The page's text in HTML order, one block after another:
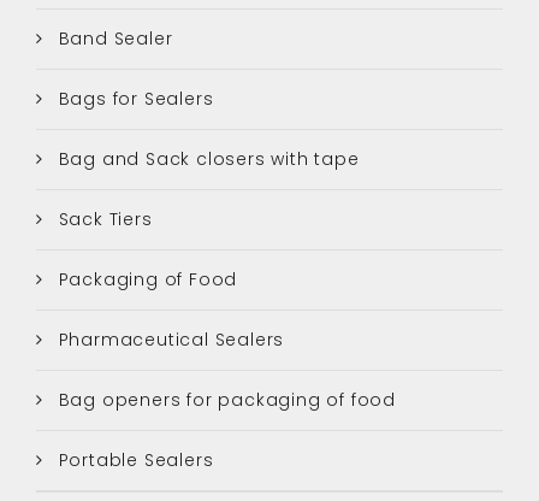
Band Sealer
Bags for Sealers
Bag and Sack closers with tape
Sack Tiers
Packaging of Food
Pharmaceutical Sealers
Bag openers for packaging of food
Portable Sealers